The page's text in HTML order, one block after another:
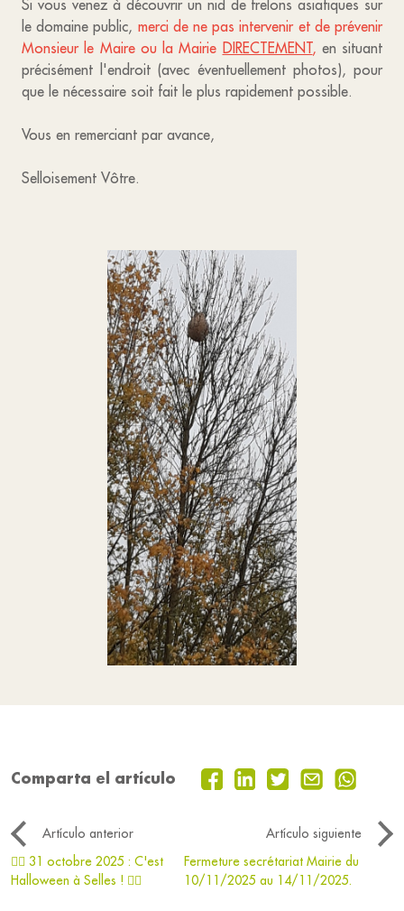
Si vous venez à découvrir un nid de frelons asiatiques sur
le domaine public, merci de ne pas intervenir et de prévenir
Monsieur le Maire ou la Mairie DIRECTEMENT, en situant
précisément l'endroit (avec éventuellement photos), pour
que le nécessaire soit fait le plus rapidement possible.
Vous en remerciant par avance,
Selloisement Vôtre.
Comparta el artículo
Artículo anterior
Artículo siguiente
🧛‍♀️ 31 octobre 2025 : C'est
Halloween à Selles ! 🧛‍♂️
Fermeture secrétariat Mairie du
10/11/2025 au 14/11/2025.